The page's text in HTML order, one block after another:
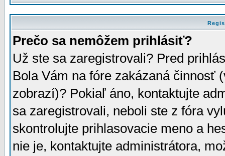
Prečo sa nemôžem prihlásiť?
Už ste sa zaregistrovali? Pred
Bola Vám na fóre zakázaná činnosť
zobrazí)? Pokiaľ áno, kontaktujte
sa zaregistrovali, neboli ste z fóra
skontrolujte prihlasovacie meno a
nie je, kontaktujte administrátora,